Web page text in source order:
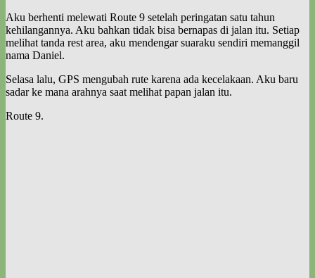
Aku berhenti melewati Route 9 setelah peringatan satu tahun
kehilangannya. Aku bahkan tidak bisa bernapas di jalan itu. Setiap
melihat tanda rest area, aku mendengar suaraku sendiri memanggil
nama Daniel.
Selasa lalu, GPS mengubah rute karena ada kecelakaan. Aku baru
sadar ke mana arahnya saat melihat papan jalan itu.
Route 9.